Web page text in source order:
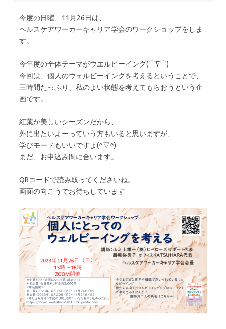
今度の日曜、11月26日は、
ヘルスケアワーカーキャリア学会のワークショップをしま
す。
今年度の全体テーマがウエルビーイング(⌒∇⌒)
今回は、個人のウェルビーイングを考えるということで、
三時間たっぷり、私のよい状態を考えてもらおうという企
画です。
紅葉が美しいシーズンだから、
外に出たいよーっていう方もいると思いますが、
学びモードもいいですよ(^▽^)
まだ、お申込み間に合います。
QRコードで読み取ってくださいね。
画面の向こうでお待ちしています